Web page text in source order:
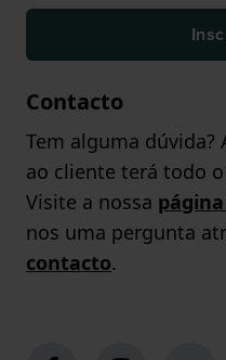
Contacto
Tem alguma dúvida?
ao cliente terá todo
Visite a nossa
nos uma pergunta
contacto.